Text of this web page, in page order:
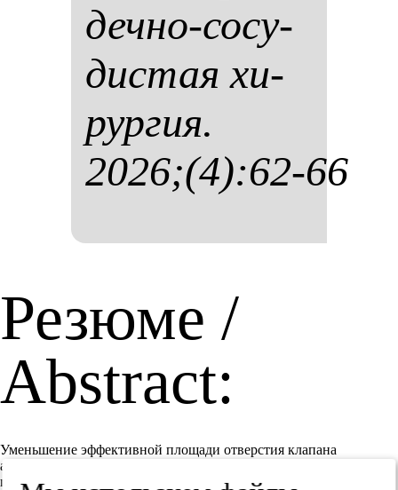
деч­но-со­су­
дис­тая хи­
рур­гия.
2026;(4):62-66
Резюме /
Abstract:
Уменьшение эффективной площади отверстия клапана
ассоциировано с развитием феномена prosthesis-patient
mismatch — РРМ (несоответствия диаметра протеза и площади